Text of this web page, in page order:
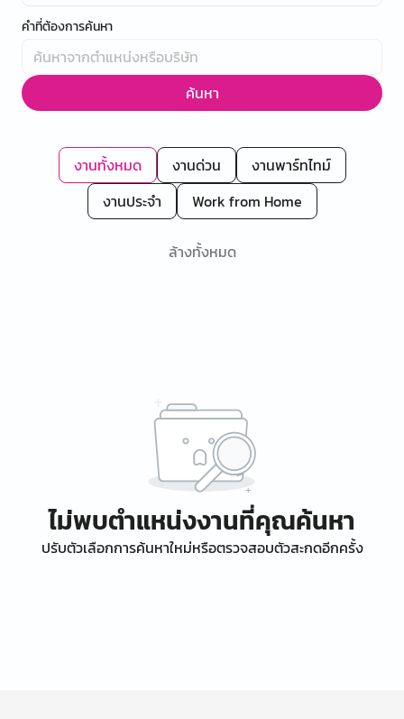
คำที่ต้องการค้นหา
ค้นหา
งานทั้งหมด งานด่วน
งานพาร์ทไทม์
งานประจำ
Work from Home
ล้างทั้งหมด
ไม่พบตำแหน่งงานที่คุณค้นหา
ปรับตัวเลือกการค้นหาใหม่หรือตรวจสอบตัวสะกดอีกครั้ง